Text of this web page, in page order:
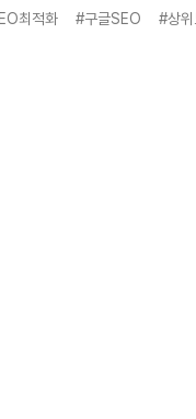
최적화 #구글SEO #상